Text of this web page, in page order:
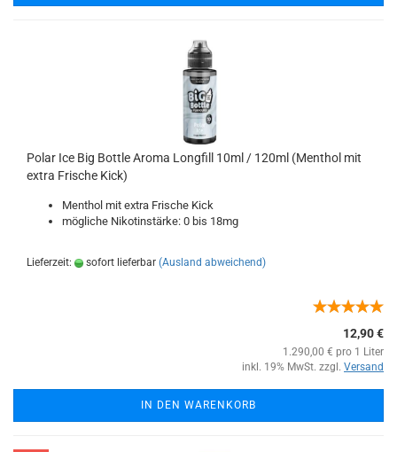
Polar Ice Big Bottle Aroma Longfill 10ml / 120ml (Menthol mit
extra Frische Kick)
Menthol mit extra Frische Kick
mögliche Nikotinstärke: 0 bis 18mg
Lieferzeit: sofort lieferbar (Ausland abweichend)
12,90 €
1.290,00 € pro 1 Liter
inkl. 19% MwSt. zzgl. Versand
IN DEN WARENKORB